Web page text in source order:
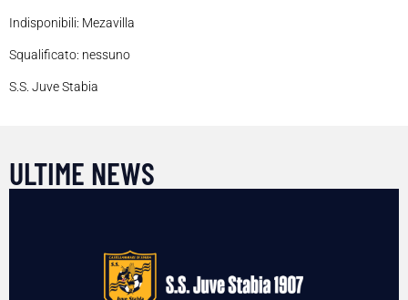
Indisponibili: Mezavilla
Squalificato: nessuno
S.S. Juve Stabia
ULTIME NEWS